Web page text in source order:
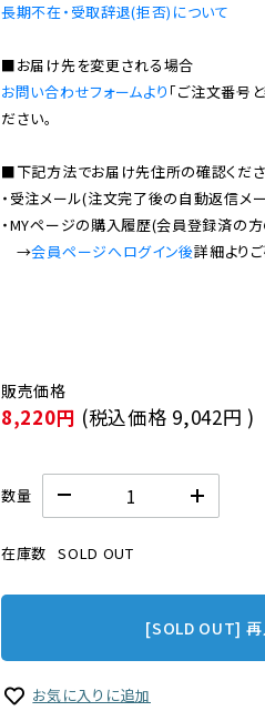
長期不在・受取辞退(拒否)について
お問い合わせフォームより 「ご注文番号
ださい。
■下記方法でお届け先住所の確認くださ
・受注メール(注文完了後の自動返信メ
・MYページの購入履歴(会員登録済の
→会員ページへログイン後
8,220円 (税込価格 9,042円 )
数量
在庫数 SOLD OUT
[SOLD OUT] 再
お気に入りに追加